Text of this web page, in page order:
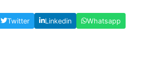
Twitter Linkedin
Whatsapp